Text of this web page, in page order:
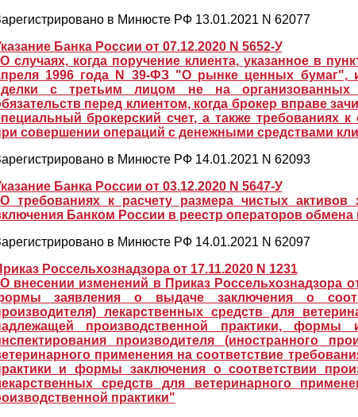
в Минюсте РФ 13.01.2021 N 62077
Банка России от 07.12.2020 N 5652-У
случаях, когда поручение клиента, указанное в
1996 года N 39-ФЗ "О рынке ценных бумаг",
с третьим лицом не на организованных
перед клиентом, когда брокер вправе
брокерский счет, а также требованиях
совершении операций с денежными средствами
в Минюсте РФ 14.01.2021 N 62093
Банка России от 03.12.2020 N 5647-У
требованиях к расчету размера чистых активов
Банком России в реестр операторов
в Минюсте РФ 14.01.2021 N 62097
Россельхознадзора от 17.11.2020 N 1231
внесении изменений в Приказ Россельхознадзора
заявления о выдаче заключения о
лекарственных средств для
производственной практики, формы
производителя (иностранного
применения на соответствие
и формы заключения о соответствии
средств для ветеринарного
практики"